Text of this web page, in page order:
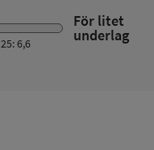
För litet
underlag
6,6